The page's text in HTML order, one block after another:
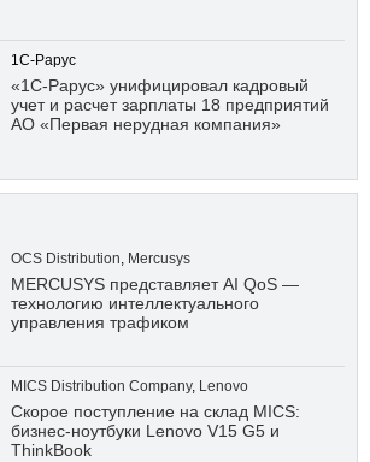
1С-Рарус
«1С-Рарус» унифицировал кадровый
учет и расчет зарплаты 18 предприятий
АО «Первая нерудная компания»
OCS Distribution, Mercusys
MERCUSYS представляет AI QoS —
технологию интеллектуального
управления трафиком
MICS Distribution Company, Lenovo
Скорое поступление на склад MICS:
бизнес-ноутбуки Lenovo V15 G5 и
ThinkBook